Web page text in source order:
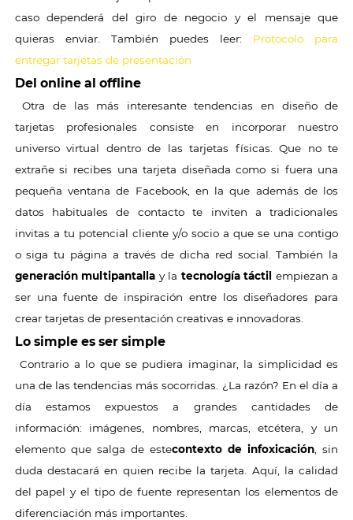
caso dependerá del giro de negocio y el mensaje que
quieras enviar. También puedes leer: Protocolo para
entregar tarjetas de presentación
Del online al offline
Otra de las más interesante tendencias en diseño de
tarjetas profesionales consiste en incorporar nuestro
universo virtual dentro de las tarjetas físicas. Que no te
extrañe si recibes una tarjeta diseñada como si fuera una
pequeña ventana de Facebook, en la que además de los
datos habituales de contacto te inviten a tradicionales
invitas a tu potencial cliente y/o socio a que se una contigo
o siga tu página a través de dicha red social. También la
generación multipantalla y la tecnología táctil empiezan a
ser una fuente de inspiración entre los diseñadores para
crear tarjetas de presentación creativas e innovadoras.
Lo simple es ser simple
Contrario a lo que se pudiera imaginar, la simplicidad es
una de las tendencias más socorridas. ¿La razón? En el día a
día estamos expuestos a grandes cantidades de
información: imágenes, nombres, marcas, etcétera, y un
elemento que salga de estecontexto de infoxicación , sin
duda destacará en quien recibe la tarjeta. Aquí, la calidad
del papel y el tipo de fuente representan los elementos de
diferenciación más importantes.